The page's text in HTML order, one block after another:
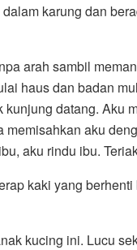
karung dan
arah sambil
haus dan badan
kunjung datang. Aku
memisahkan aku
aku rindu ibu.
kaki yang berhenti
kucing ini. Lucu